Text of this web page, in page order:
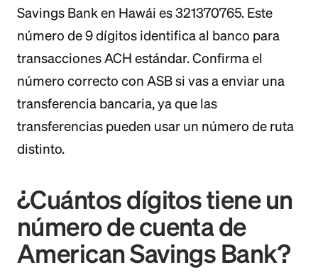
Savings Bank en Hawái es 321370765. Este
número de 9 dígitos identifica al banco para
transacciones ACH estándar. Confirma el
número correcto con ASB si vas a enviar una
transferencia bancaria, ya que las
transferencias pueden usar un número de ruta
distinto.
¿Cuántos dígitos tiene un
número de cuenta de
American Savings Bank?